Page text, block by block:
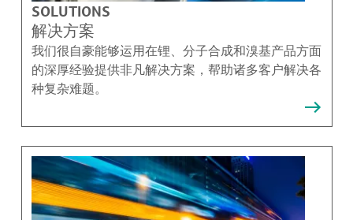
SOLUTIONS
解决方案
我们很自豪能够运用在锂、分子合成和溴基产品方面
的深厚经验提供非凡解决方案，帮助诸多客户解决各
种复杂难题。